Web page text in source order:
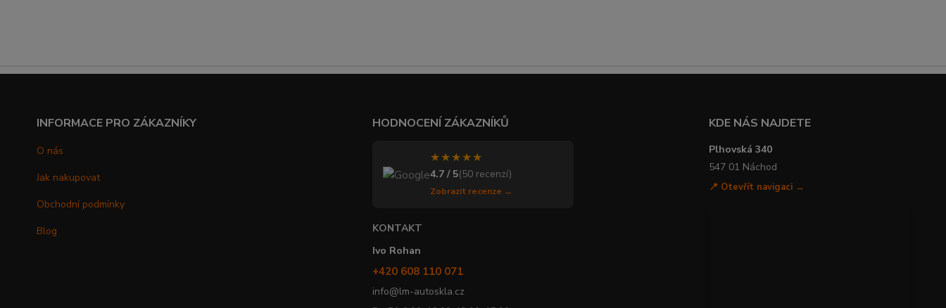
INFORMACE PRO ZÁKAZNÍKY
O nás
Jak nakupovat
Obchodní podmínky
Blog
HODNOCENÍ ZÁKAZNÍKŮ
★★★★★
4.7 / 5(50 recenzí)
Zobrazit recenze →
KONTAKT
Ivo Rohan
+420 608 110 071
info@lm-autoskla.cz
KDE NÁS NAJDETE
Plhovská 340
547 01 Náchod
📍 Otevřít navigaci →